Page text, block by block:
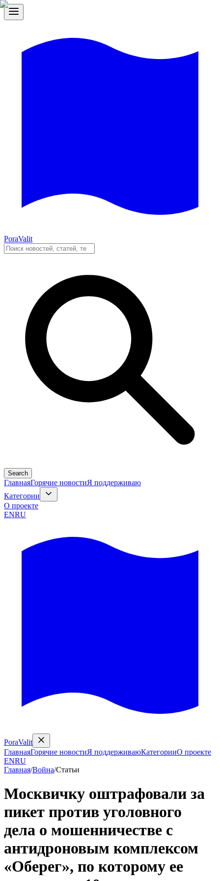
PoraValit
Search
ГлавнаяГорячие новостиЯ поддерживаю
Категории
О проекте
ENRU
PoraValit
ГлавнаяГорячие новостиЯ поддерживаюКатегорииО проекте
ENRU
Главная/Война/Статьи
Москвичку оштрафовали за
пикет против уголовного
дела о мошенничестве с
антидроновым комплексом
«Оберег», по которому ее